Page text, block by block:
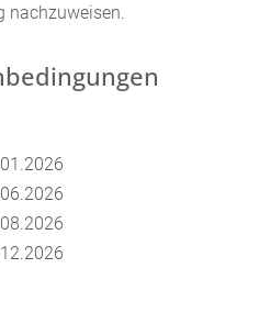
nachzuweisen.